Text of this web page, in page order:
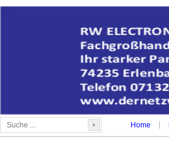
Home